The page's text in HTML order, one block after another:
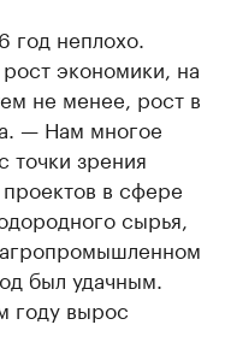
неплохо.
экономики, на
не менее, рост в
— Нам многое
точки зрения
в сфере
сырья,
был удачным.
году вырос